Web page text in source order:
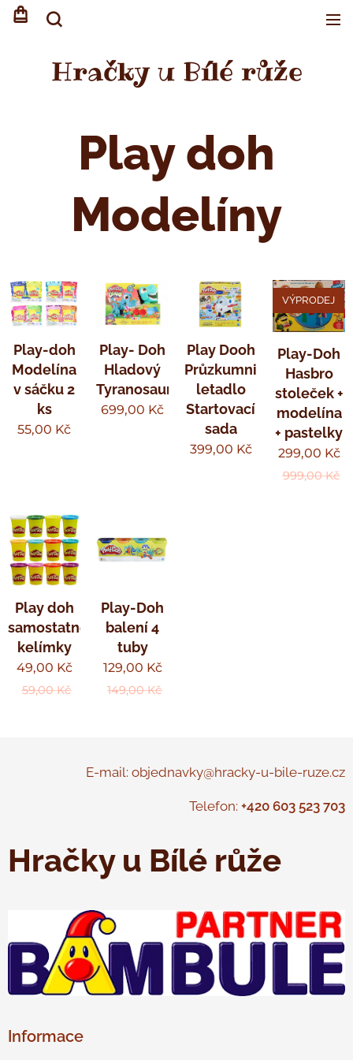
Hračky u Bílé růže
Play doh
Modelíny
Play-doh
Modelína
v sáčku 2
ks
55,00 Kč
Play- Doh
Hladový
Tyranosaurus
699,00 Kč
Play Dooh
Průzkumnické
letadlo
Startovací
sada
399,00 Kč
Play-Doh
Hasbro
stoleček +
modelína
+ pastelky
VÝPRODEJ
299,00 Kč
999,00Kč
Play doh
samostatné
kelímky
49,00 Kč
59,00Kč
Play-Doh
balení 4
tuby
129,00 Kč
149,00Kč
E-mail: objednavky@hracky-u-bile-ruze.cz
Telefon: +420 603 523 703
Hračky u Bílé růže
Informace